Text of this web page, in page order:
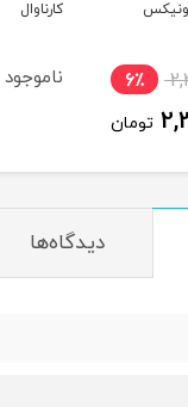
6٪
تومان
کارناوال
ناموجود
دیدگاه‌ها